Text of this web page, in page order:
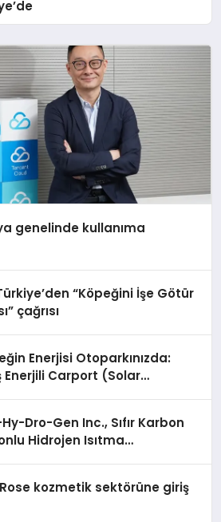
genelinde kullanıma
“Köpeğini İşe Götür
çağrısı
Enerjisi Otoparkınızda:
Enerjili Carport (Solar
Dro-Gen Inc., Sıfır Karbon
Hidrojen Isıtma
kozmetik sektörüne giriş